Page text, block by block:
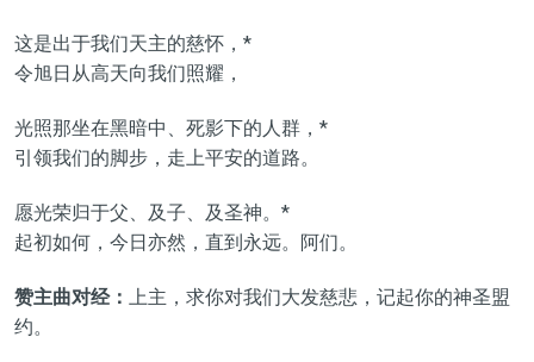
这是出于我们天主的慈怀，*
令旭日从高天向我们照耀，
光照那坐在黑暗中、死影下的人群，*
引领我们的脚步，走上平安的道路。
愿光荣归于父、及子、及圣神。*
起初如何，今日亦然，直到永远。阿们。
赞主曲对经：
上主，求你对我们大发慈悲，记起你的神圣盟
约。